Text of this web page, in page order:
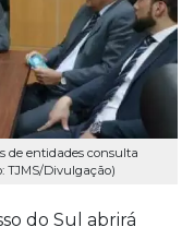
de entidades consulta
TJMS/Divulgação)
do Sul abrirá